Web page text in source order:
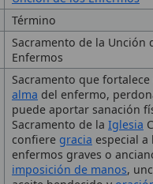
Sacramento que fortalece
almadel enfermo, perdona
puede aportar sanación física.
Sacramento de laIglesia
confieregracia
enfermos graves o ancianos
imposición de manos , unción
aceite bendecido y
oración del
sacerdote . Concede la gracia
Espíritu Santo,perdónde
fortalezapara elsufrimiento y,
cuando sea útil para la
restauración de lasalud